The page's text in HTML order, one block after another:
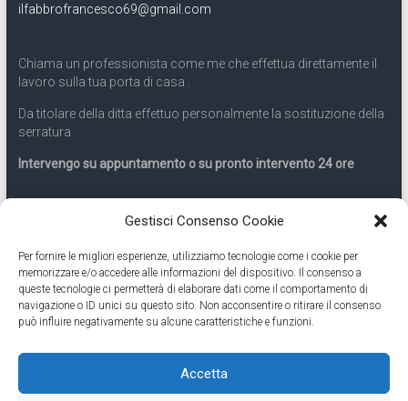
Gestisci Consenso Cookie
Per fornire le migliori esperienze, utilizziamo tecnologie come i cookie per
memorizzare e/o accedere alle informazioni del dispositivo. Il consenso a
queste tecnologie ci permetterà di elaborare dati come il comportamento di
navigazione o ID unici su questo sito. Non acconsentire o ritirare il consenso
può influire negativamente su alcune caratteristiche e funzioni.
Accetta
ilfabbrofrancesco69@gmail.com
Chiama un professionista come me che effettua direttamente il
lavoro sulla tua porta di casa .
Da titolare della ditta effettuo personalmente la sostituzione della
serratura .
Intervengo su appuntamento o su pronto intervento 24 ore
Servizio 24 ore
Cell331.9899963
Eseguiamo anche lavori di apertura porte pronto intervento 24
ore